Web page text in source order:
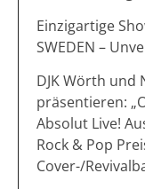
Einzigartige
SWEDEN –
DJK Wörth und
präsentieren:
Absolut Live!
Rock & Pop
Cover-/